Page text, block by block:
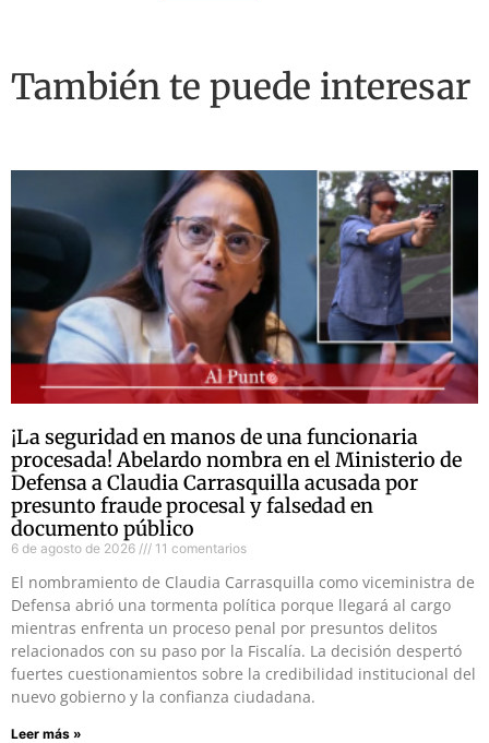
También te puede interesar
¡La seguridad en manos de una funcionaria
procesada! Abelardo nombra en el Ministerio de
Defensa a Claudia Carrasquilla acusada por
presunto fraude procesal y falsedad en
documento público
6 de agosto de 2026 11 comentarios
El nombramiento de Claudia Carrasquilla como viceministra de
Defensa abrió una tormenta política porque llegará al cargo
mientras enfrenta un proceso penal por presuntos delitos
relacionados con su paso por la Fiscalía. La decisión despertó
fuertes cuestionamientos sobre la credibilidad institucional del
nuevo gobierno y la confianza ciudadana.
Leer más »